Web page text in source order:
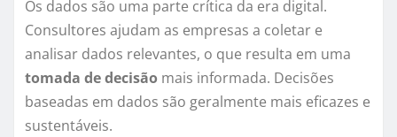
Os dados são uma parte crítica da era digital.
Consultores ajudam as empresas a coletar e
analisar dados relevantes, o que resulta em uma
tomada de decisão mais informada. Decisões
baseadas em dados são geralmente mais eficazes e
sustentáveis.